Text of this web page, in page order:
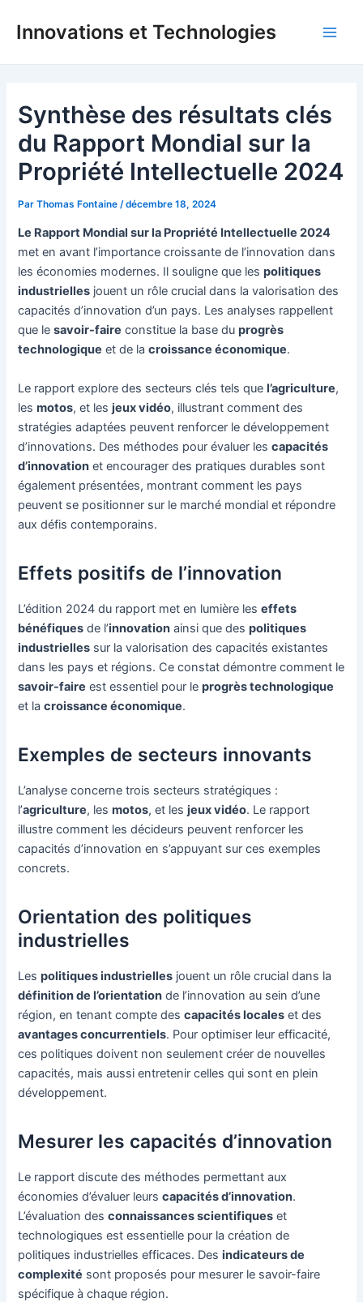
Innovations et Technologies
Synthèse des résultats clés
du Rapport Mondial sur la
Propriété Intellectuelle 2024
ParThomas Fontaine /décembre 18, 2024
Le Rapport Mondial sur la Propriété Intellectuelle 2024
met en avant l’importance croissante de l’innovation dans
les économies modernes. Il souligne que lespolitiques
industrielles jouent un rôle crucial dans la valorisation des
capacités d’innovation d’un pays. Les analyses rappellent
que lesavoir-faire constitue la base duprogrès
technologique et de lacroissance économique.
Le rapport explore des secteurs clés tels quel’agriculture,
lesmotos, et lesjeux vidéo, illustrant comment des
stratégies adaptées peuvent renforcer le développement
d’innovations. Des méthodes pour évaluer lescapacités
d’innovation et encourager des pratiques durables sont
également présentées, montrant comment les pays
peuvent se positionner sur le marché mondial et répondre
aux défis contemporains.
Effets positifs de l’innovation
L’édition 2024 du rapport met en lumière leseffets
bénéfiques de l’innovation ainsi que despolitiques
industrielles sur la valorisation des capacités existantes
dans les pays et régions. Ce constat démontre comment le
savoir-faire est essentiel pour leprogrès technologique
et lacroissance économique.
Exemples de secteurs innovants
L’analyse concerne trois secteurs stratégiques :
l’agriculture, lesmotos, et lesjeux vidéo. Le rapport
illustre comment les décideurs peuvent renforcer les
capacités d’innovation en s’appuyant sur ces exemples
concrets.
Orientation des politiques
industrielles
Lespolitiques industrielles jouent un rôle crucial dans la
définition de l’orientation de l’innovation au sein d’une
région, en tenant compte descapacités locales et des
avantages concurrentiels. Pour optimiser leur efficacité,
ces politiques doivent non seulement créer de nouvelles
capacités, mais aussi entretenir celles qui sont en plein
développement.
Mesurer les capacités d’innovation
Le rapport discute des méthodes permettant aux
économies d’évaluer leurscapacités d’innovation.
L’évaluation desconnaissances scientifiques et
technologiques est essentielle pour la création de
politiques industrielles efficaces. Desindicateurs de
complexité sont proposés pour mesurer le savoir-faire
spécifique à chaque région.